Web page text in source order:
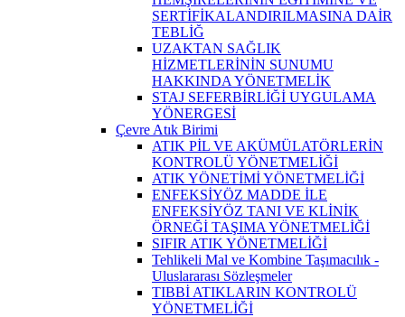
SERTİFİKALANDIRILMASINA DAİR
TEBLİĞ
UZAKTAN SAĞLIK
HİZMETLERİNİN SUNUMU
HAKKINDA YÖNETMELİK
STAJ SEFERBİRLİĞİ UYGULAMA
YÖNERGESİ
Çevre Atık Birimi
ATIK PİL VE AKÜMÜLATÖRLERİN
KONTROLÜ YÖNETMELİĞİ
ATIK YÖNETİMİ YÖNETMELİĞİ
ENFEKSİYÖZ MADDE İLE
ENFEKSİYÖZ TANI VE KLİNİK
ÖRNEĞİ TAŞIMA YÖNETMELİĞİ
SIFIR ATIK YÖNETMELİĞİ
Tehlikeli Mal ve Kombine Taşımacılık -
Uluslararası Sözleşmeler
TIBBİ ATIKLARIN KONTROLÜ
YÖNETMELİĞİ